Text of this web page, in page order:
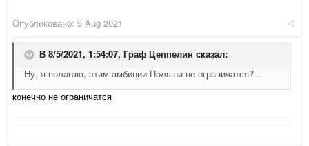
Опубликовано: 5 Aug 2021
В 8/5/2021, 1:54:07, Граф Цеппелин сказал:
Ну, я полагаю, этим амбиции Польши не ограничатся?...
конечно не ограничатся